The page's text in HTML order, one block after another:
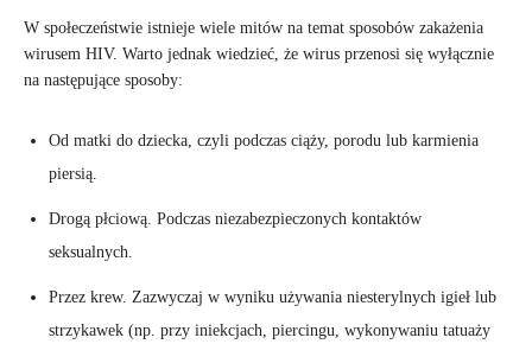
W społeczeństwie istnieje wiele mitów na temat sposobów zakażenia
wirusem HIV. Warto jednak wiedzieć, że wirus przenosi się wyłącznie
na następujące sposoby:
Od matki do dziecka, czyli podczas ciąży, porodu lub karmienia
piersią.
Drogą płciową. Podczas niezabezpieczonych kontaktów
seksualnych.
Przez krew. Zazwyczaj w wyniku używania niesterylnych igieł lub
strzykawek (np. przy iniekcjach, piercingu, wykonywaniu tatuaży